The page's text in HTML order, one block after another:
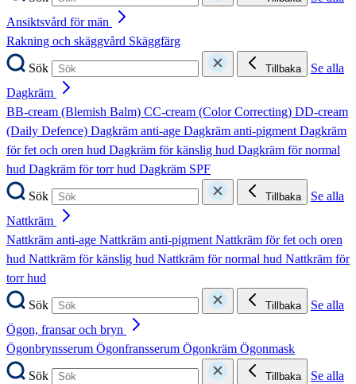
Ansiktsvård för män
Rakning och skäggvård Skäggfärg
Sök
Tillbaka
Se alla
Dagkräm
BB-cream (Blemish Balm) CC-cream (Color Correcting) DD-cream
(Daily Defence) Dagkräm anti-age Dagkräm anti-pigmentDagkräm
för fet och oren hud Dagkräm för känslig hud Dagkräm för normal
hud Dagkräm för torr hud Dagkräm SPF
Sök
Tillbaka
Se alla
Nattkräm
Nattkräm anti-age Nattkräm anti-pigmentNattkräm för fet och oren
hud Nattkräm för känslig hud Nattkräm för normal hud Nattkräm för
torr hud
Sök
Tillbaka
Se alla
Ögon, fransar och bryn
Ögonbrynsserum Ögonfransserum Ögonkräm Ögonmask
Sök
Tillbaka
Se alla